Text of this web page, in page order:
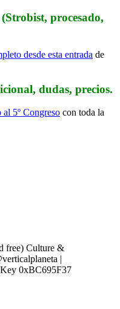
procesado,
desde esta entrada de
dudas, precios.
5º Congreso con toda la
free) Culture &
|
0xBC695F37